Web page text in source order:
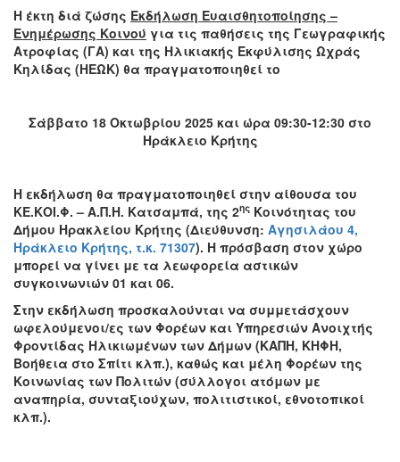
Η έκτη διά ζώσης Εκδήλωση Ευαισθητοποίησης –
Ενημέρωσης Κοινού για τις παθήσεις της Γεωγραφικής
Ατροφίας (ΓΑ) και της Ηλικιακής Εκφύλισης Ωχράς
Κηλίδας (ΗΕΩΚ) θα πραγματοποιηθεί το
Σάββατο 18 Οκτωβρίου 2025 και ώρα 09:30-12:30 στο
Ηράκλειο Κρήτης
Η εκδήλωση θα πραγματοποιηθεί στην αίθουσα του
ΚΕ.ΚΟΙ.Φ. – Α.Π.Η. Κατσαμπά, της 2ης Κοινότητας του
Δήμου Ηρακλείου Κρήτης (Διεύθυνση: Αγησιλάου 4,
Ηράκλειο Κρήτης, τ.κ. 71307). Η πρόσβαση στον χώρο
μπορεί να γίνει με τα λεωφορεία αστικών
συγκοινωνιών 01 και 06.
Στην εκδήλωση προσκαλούνται να συμμετάσχουν
ωφελούμενοι/ες των Φορέων και Υπηρεσιών Ανοιχτής
Φροντίδας Ηλικιωμένων των Δήμων (ΚΑΠΗ, ΚΗΦΗ,
Βοήθεια στο Σπίτι κλπ.), καθώς και μέλη Φορέων της
Κοινωνίας των Πολιτών (σύλλογοι ατόμων με
αναπηρία, συνταξιούχων, πολιτιστικοί, εθνοτοπικοί
κλπ.).